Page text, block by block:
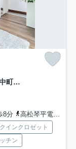
オール電化デザイナーズハウス高松市屋島中町建売①
8分
高松琴平電気鉄道志度線「潟元」駅 徒歩8分
インクロゼット
チン